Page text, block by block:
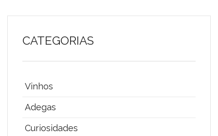
CATEGORIAS
Vinhos
Adegas
Curiosidades